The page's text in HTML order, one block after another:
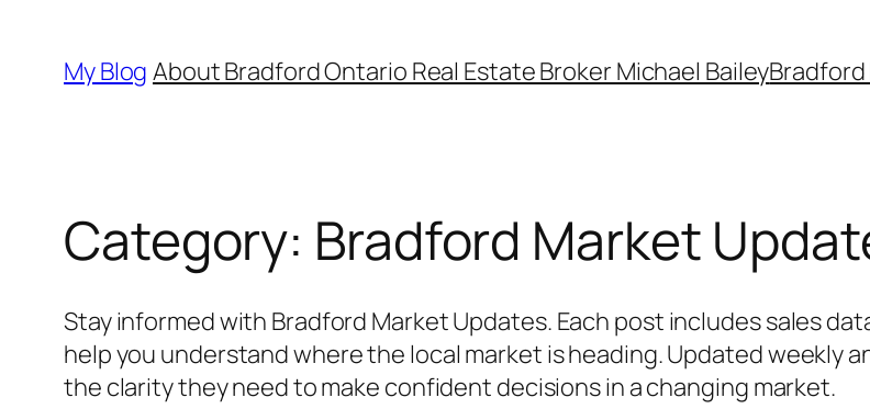
My Blog About Bradford Ontario Real Estate Broker Michael Bailey
Category: Bradford Market
Stay informed with Bradford Market Updates. Each post includes sales
help you understand where the local market is heading. Updated weekly
the clarity they need to make confident decisions in a changing market.